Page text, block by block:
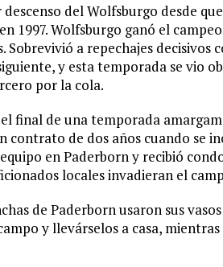
del Wolfsburgo desde
1997. Wolfsburgo ganó el
Sobrevivió a repechajes
y esta temporada se vio
por la cola.
final de una temporada
contrato de dos años cuando se
en Paderborn y recibió
locales invadieran el
de Paderborn usaron sus
y llevárselos a casa,